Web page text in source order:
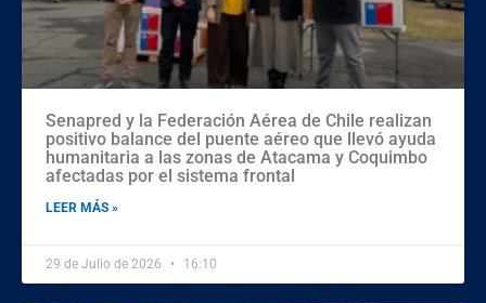
Senapred y la Federación Aérea de Chile realizan
positivo balance del puente aéreo que llevó ayuda
humanitaria a las zonas de Atacama y Coquimbo
afectadas por el sistema frontal
LEER MÁS »
29 de Julio de 2026 16:10